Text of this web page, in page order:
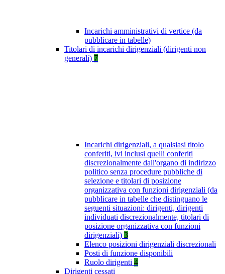
Incarichi amministrativi di vertice (da
pubblicare in tabelle)
Titolari di incarichi dirigenziali (dirigenti non
generali) 7
Incarichi dirigenziali, a qualsiasi titolo
conferiti, ivi inclusi quelli conferiti
discrezionalmente dall'organo di indirizzo
politico senza procedure pubbliche di
selezione e titolari di posizione
organizzativa con funzioni dirigenziali (da
pubblicare in tabelle che distinguano le
seguenti situazioni: dirigenti, dirigenti
individuati discrezionalmente, titolari di
posizione organizzativa con funzioni
dirigenziali) 3
Elenco posizioni dirigenziali discrezionali
Posti di funzione disponibili
Ruolo dirigenti 4
Dirigenti cessati